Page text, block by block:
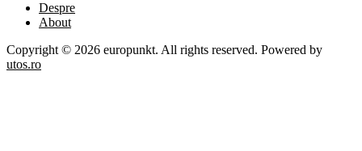
Despre
About
Copyright © 2026 europunkt. All rights reserved. Powered by
utos.ro